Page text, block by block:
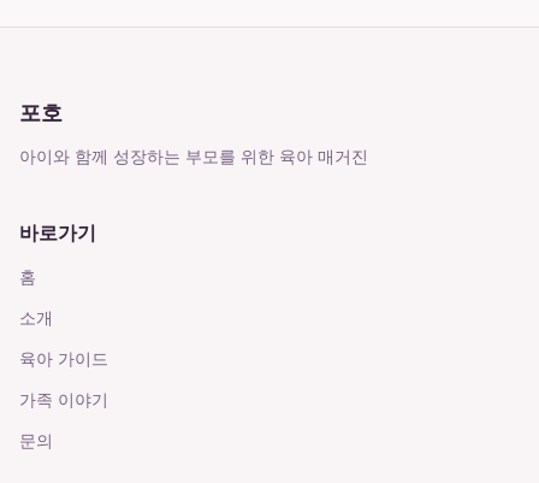
포호
아이와 함께 성장하는 부모를 위한 육아 매거진
바로가기
홈
소개
육아 가이드
가족 이야기
문의